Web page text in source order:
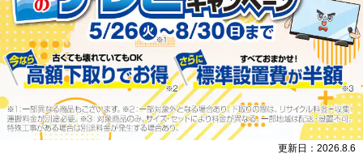
更新日：2026.8.6